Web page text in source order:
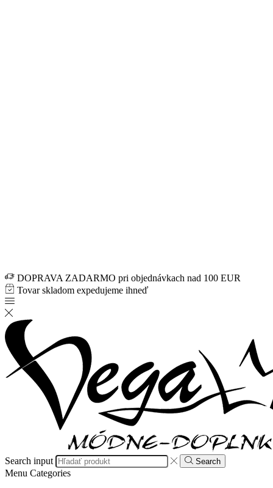
DOPRAVA ZADARMO pri objednávkach nad 100 EUR
Tovar skladom expedujeme ihneď
Search input Search
Menu Categories